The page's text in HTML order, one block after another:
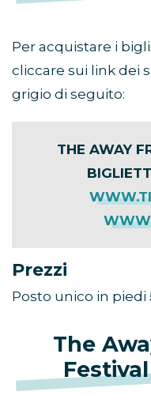
Per acquistare i
cliccare sui link dei
grigio di seguito:
THE AWAY
Prezzi
Posto unico in piedi
The